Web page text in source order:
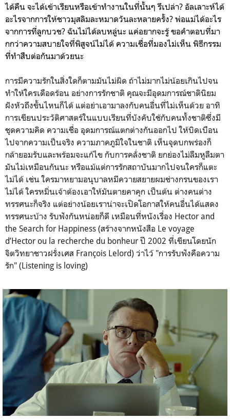
ได้คืน จะได้เข้าเรียนหรือเข้าทำงานในที่นั้นๆ รึเปล่า? อัลเลาะห์ได้
อะไรจากการให้ชาวมุสลิมละหมาดวันละหลายครั้ง? พ่อแม่ได้อะไร
จากการที่ลูกบวช? ฉันไม่ได้ลบหลู่นะ แค่อยากจะรู้ ขอคำตอบที่มา
กกว่าความสบายใจที่พิสูจน์ไม่ได้ ความเชื่อที่มองไม่เห็น พิธีกรรม
ที่ทำสืบต่อกันมาด้วยนะ
การมีความรักในสิ่งใดก็ตามมันไม่ผิด ถ้าไม่มากไม่น้อยเกินไปจน
ทำให้ใครเดือดร้อน อย่างการรักชาติ คุณจะมีอุดมการณ์ชาตินิยม
ฝังหัวถึงขั้นไหนก็ได้ แต่อย่าเอามาลงกับคนอื่นที่ไม่เห็นด้วย อาทิ
การเขียนประวัติศาสตร์ในแบบเรียนที่บังคับใช้กับคนทั้งชาติซึ่งมี
ชุดความคิด ความเชื่อ อุดมการณ์แตกต่างกันออกไป ให้บิดเบือน
ไปจากความเป็นจริง ความภาคภูมิใจในชาติ เห็นจุดบกพร่องก็
กล้ายอมรับและพร้อมจะแก้ไข กับการคลั่งชาติ ยกย่องไม่ลืมหูลืมตา
มันไม่เหมือนกันนะ หรือแม้แต่การรักสถาบันมากไปจนใครก็แตะ
ไม่ได้ เช่น ใครมาหยามอนุบาลหมีควายสยายผมช่างกรนของเรา
ไม่ได้ ใครหมิ่นเจ้าต้องเอาให้มันตายคาคุก เป็นต้น ต่างคนต่าง
ทรรศนะก็จริง แต่อย่างน้อยเราน่าจะเปิดโอกาสให้คนอื่นได้แสดง
ทรรศนะบ้าง รับฟังกันหน่อยก็ดี เหมือนที่หนังเรื่อง Hector and
the Search for Happiness (สร้างจากหนังสือ Le voyage
d’Hector ou la recherche du bonheur ปี 2002 ที่เขียนโดยนัก
จิตวิทยาชาวฝรั่งเศส François Lelord) ว่าไว้ "การรับฟังคือความ
รัก" (Listening is loving)